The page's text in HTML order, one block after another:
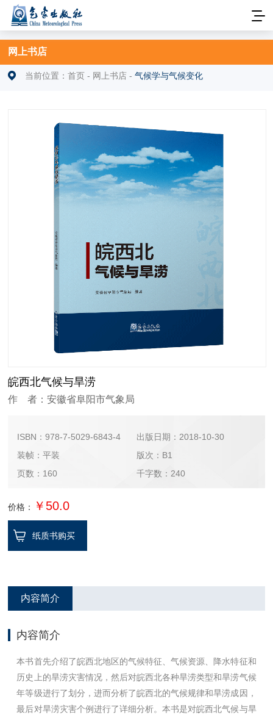
网上书店
当前位置：首页 - 网上书店 -气候学与气候变化
皖西北气候与旱涝
作 者：安徽省阜阳市气象局
ISBN：978-7-5029-6843-4
出版日期：2018-10-30
装帧：平装
版次：B1
页数：160
千字数：240
价格： ￥50.0
纸质书购买
内容简介
内容简介
本书首先介绍了皖西北地区的气候特征、气候资源、降水特征和
历史上的旱涝灾害情况，然后对皖西北各种旱涝类型和旱涝气候
年等级进行了划分，进而分析了皖西北的气候规律和旱涝成因，
最后对旱涝灾害个例进行了详细分析。本书是对皖西北气候与旱